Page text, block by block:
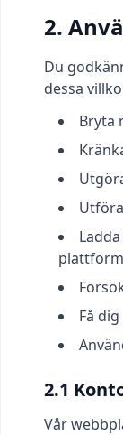
2.
Du
dessa
Bryta
Få
2.1
Vår